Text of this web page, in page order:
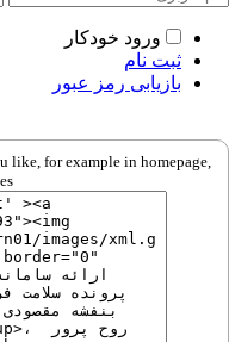
ورود خودکار
ثبت نام
بازیابی رمز عبور
like, for example in homepage,